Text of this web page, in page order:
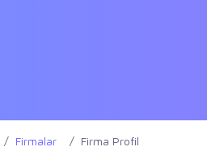
Firmalar Firma Profil